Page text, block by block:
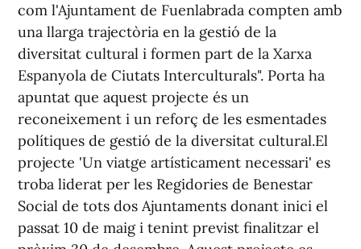
com l'Ajuntament de Fuenlabrada compten amb
una llarga trajectòria en la gestió de la
diversitat cultural i formen part de la Xarxa
Espanyola de Ciutats Interculturals". Porta ha
apuntat que aquest projecte és un
reconeixement i un reforç de les esmentades
polítiques de gestió de la diversitat cultural.El
projecte 'Un viatge artísticament necessari' es
troba liderat per les Regidories de Benestar
Social de tots dos Ajuntaments donant inici el
passat 10 de maig i tenint previst finalitzar el